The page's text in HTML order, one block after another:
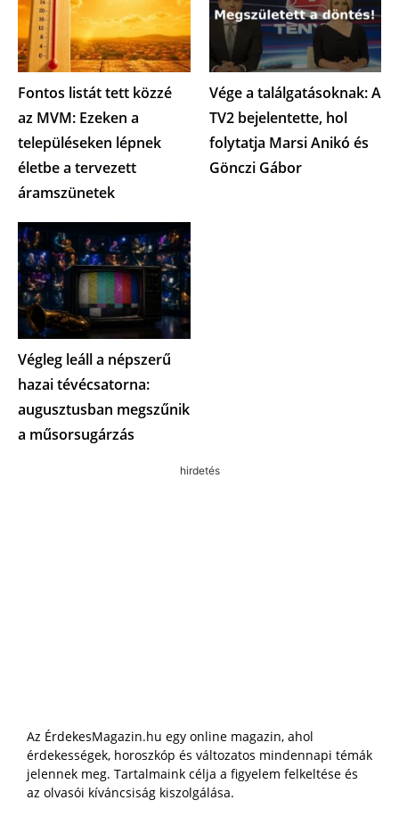
Fontos listát tett közzé
az MVM: Ezeken a
településeken lépnek
életbe a tervezett
áramszünetek
Vége a találgatásoknak: A
TV2 bejelentette, hol
folytatja Marsi Anikó és
Gönczi Gábor
Végleg leáll a népszerű
hazai tévécsatorna:
augusztusban megszűnik
a műsorsugárzás
hirdetés
Az ÉrdekesMagazin.hu egy online magazin, ahol
érdekességek, horoszkóp és változatos mindennapi témák
jelennek meg. Tartalmaink célja a figyelem felkeltése és
az olvasói kíváncsiság kiszolgálása.